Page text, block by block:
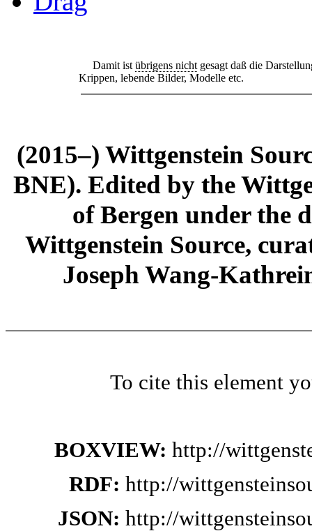
Damit ist übrigens nicht gesagt daß die
Krippen, lebende Bilder, Modelle etc.
(2015–) Wittgenstein
BNE). Edited by the
of Bergen under the
Wittgenstein Source,
Joseph Wang-
To cite this element
BOXVIEW: http://
RDF: http://
JSON: http://